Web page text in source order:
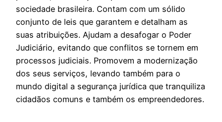
sociedade brasileira. Contam com um sólido
conjunto de leis que garantem e detalham as
suas atribuições. Ajudam a desafogar o Poder
Judiciário, evitando que conflitos se tornem em
processos judiciais. Promovem a modernização
dos seus serviços, levando também para o
mundo digital a segurança jurídica que tranquiliza
cidadãos comuns e também os empreendedores.